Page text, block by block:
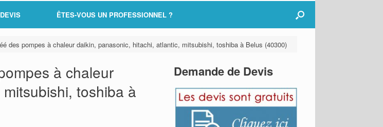
ÊTES-VOUS UN PROFESSIONNEL ?
des pompes à chaleur daikin, panasonic, hitachi, atlantic, mitsubishi, toshiba à Belus (40300)
à chaleur
toshiba à
Demande de Devis